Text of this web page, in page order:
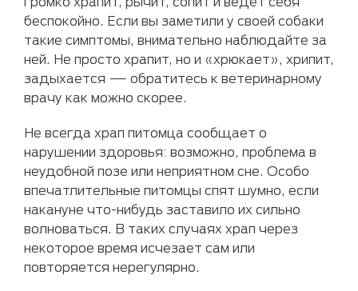
беспокойно. Если вы заметили у своей собаки
такие симптомы, внимательно наблюдайте за
ней. Не просто храпит, но и «хрюкает», хрипит,
задыхается — обратитесь к ветеринарному
врачу как можно скорее.
Не всегда храп питомца сообщает о
нарушении здоровья: возможно, проблема в
неудобной позе или неприятном сне. Особо
впечатлительные питомцы спят шумно, если
накануне что-нибудь заставило их сильно
волноваться. В таких случаях храп через
некоторое время исчезает сам или
повторяется нерегулярно.